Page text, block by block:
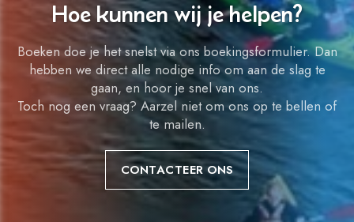
Hoe kunnen wij je helpen?
Boeken doe je het snelst via ons boekingsformulier. Dan
hebben we direct alle nodige info om aan de slag te
gaan, en hoor je snel van ons.
Toch nog een vraag? Aarzel niet om ons op te bellen of
te mailen.
CONTACTEER ONS